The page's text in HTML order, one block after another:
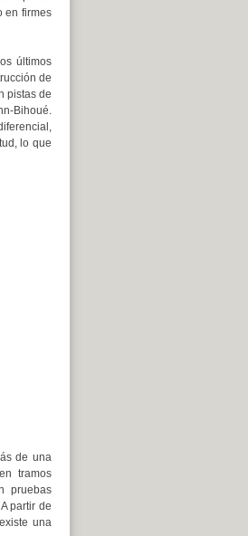
en firmes
últimos
de
pistas de
Bihoué.
lo que
de una
tramos
pruebas
partir de
una